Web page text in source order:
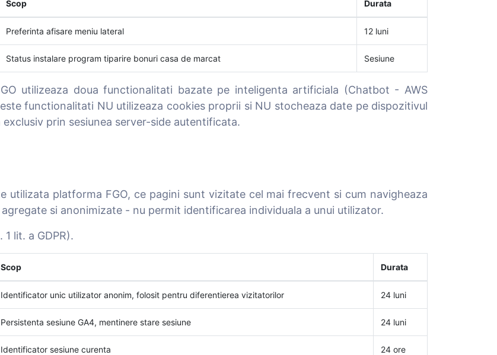
Scop Durata
Preferinta afisare meniu lateral 12 luni
Status instalare program tiparire bonuri casa de marcat Sesiune
utilizeaza doua functionalitati bazate pe inteligenta artificiala (Chatbot - AWS
functionalitati NU utilizeaza cookies proprii si NU stocheaza date pe dispozitivul
prin sesiunea server-side autentificata.
utilizata platforma FGO, ce pagini sunt vizitate cel mai frecvent si cum navigheaza
si anonimizate - nu permit identificarea individuala a unui utilizator.
lit. a GDPR).
Scop Durata
Identificator unic utilizator anonim, folosit pentru diferentierea vizitatorilor 24 luni
Persistenta sesiune GA4, mentinere stare sesiune 24 luni
Identificator sesiune curenta 24 ore